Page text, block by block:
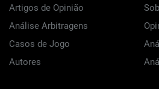
Artigos de Opinião
Análise Arbitragens
Casos de Jogo
Autores